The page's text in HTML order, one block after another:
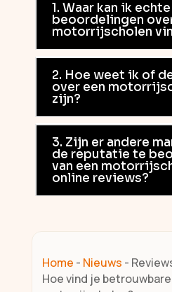
1. Waar kan ik echte
beoordelingen
motorrijscholen
2. Hoe weet ik of
over een
zijn?
3. Zijn er andere
de reputatie te
van een
online reviews?
Home - Nieuws -
Hoe vind je